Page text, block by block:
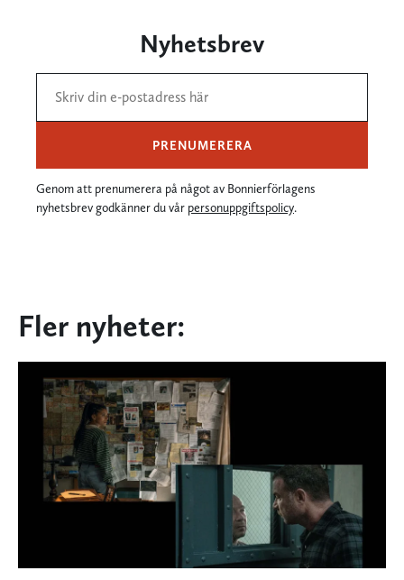
Nyhetsbrev
PRENUMERERA
Genom att prenumerera på något av Bonnierförlagens
nyhetsbrev godkänner du vår personuppgiftspolicy.
Fler nyheter: